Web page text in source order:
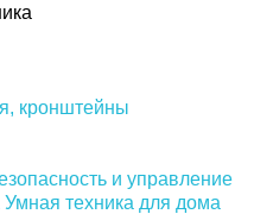
кронштейны
и управление
Умная техника для дома